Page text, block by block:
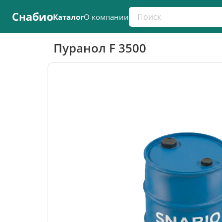
СнабиоКаталогО компанииПоиск по каталогу
Пуранол F 3500